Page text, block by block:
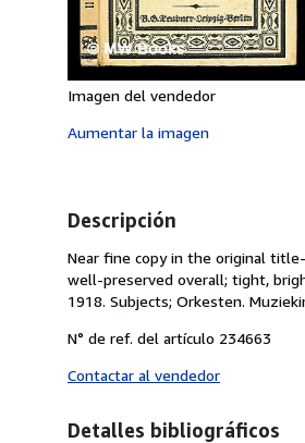
Imagen del vendedor
Aumentar la imagen
Descripción
Near fine copy in the original
well-preserved overall; tight,
1918. Subjects; Orkesten.
N° de ref. del artículo 234663
Contactar al vendedor
Detalles bibliográficos